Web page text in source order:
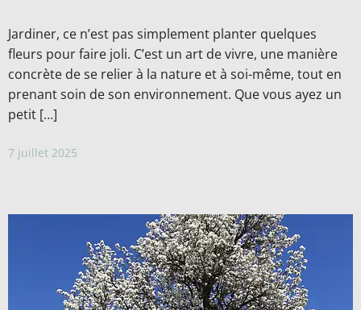
Jardiner, ce n’est pas simplement planter quelques
fleurs pour faire joli. C’est un art de vivre, une manière
concrète de se relier à la nature et à soi-même, tout en
prenant soin de son environnement. Que vous ayez un
petit […]
7 juillet 2025